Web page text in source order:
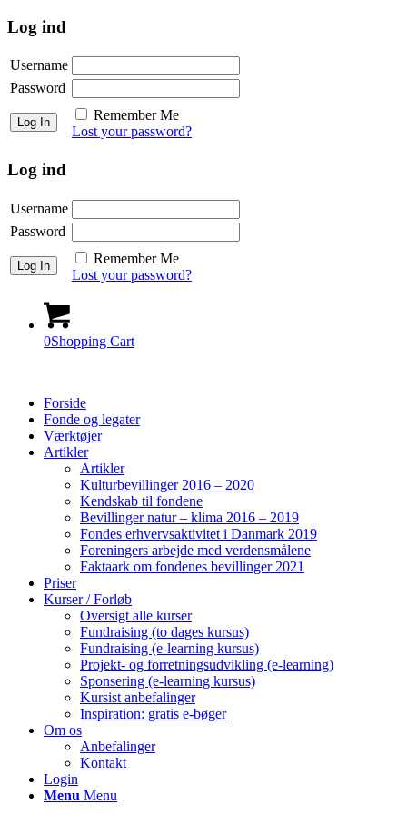
Log ind
Username
Password
Remember Me
Lost your password?
Log ind
Username
Password
Remember Me
Lost your password?
0Shopping Cart
Forside
Fonde og legater
Værktøjer
Artikler
Artikler
Kulturbevillinger 2016 – 2020
Kendskab til fondene
Bevillinger natur – klima 2016 – 2019
Fondes erhvervsaktivitet i Danmark 2019
Foreningers arbejde med verdensmålene
Faktaark om fondenes bevillinger 2021
Priser
Kurser / Forløb
Oversigt alle kurser
Fundraising (to dages kursus)
Fundraising (e-learning kursus)
Projekt- og forretningsudvikling (e-learning)
Sponsering (e-learning kursus)
Kursist anbefalinger
Inspiration: gratis e-bøger
Om os
Anbefalinger
Kontakt
Login
Menu Menu